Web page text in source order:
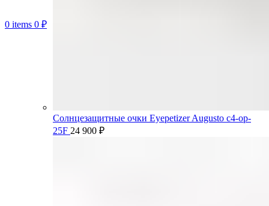
0 items 0 ₽
Солнцезащитные очки Eyepetizer Augusto c4-op-
25F 24 900 ₽